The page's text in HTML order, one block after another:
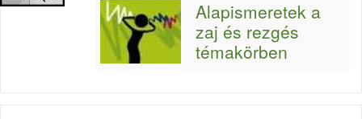
Alapismeretek a
zaj és rezgés
témakörben